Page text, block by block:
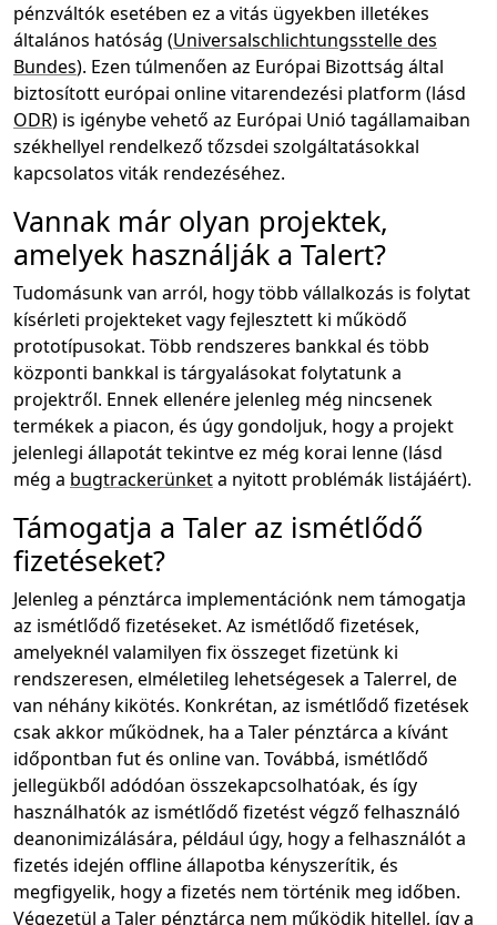
pénzváltók esetében ez a vitás ügyekben illetékes
általános hatóság (Universalschlichtungsstelle des
Bundes). Ezen túlmenően az Európai Bizottság által
biztosított európai online vitarendezési platform (lásd
ODR) is igénybe vehető az Európai Unió tagállamaiban
székhellyel rendelkező tőzsdei szolgáltatásokkal
kapcsolatos viták rendezéséhez.
Vannak már olyan projektek,
amelyek használják a Talert?
Tudomásunk van arról, hogy több vállalkozás is folytat
kísérleti projekteket vagy fejlesztett ki működő
prototípusokat. Több rendszeres bankkal és több
központi bankkal is tárgyalásokat folytatunk a
projektről. Ennek ellenére jelenleg még nincsenek
termékek a piacon, és úgy gondoljuk, hogy a projekt
jelenlegi állapotát tekintve ez még korai lenne (lásd
még a bugtrackerünketa nyitott problémák listájáért).
Támogatja a Taler az ismétlődő
fizetéseket?
Jelenleg a pénztárca implementációnk nem támogatja
az ismétlődő fizetéseket. Az ismétlődő fizetések,
amelyeknél valamilyen fix összeget fizetünk ki
rendszeresen, elméletileg lehetségesek a Talerrel, de
van néhány kikötés. Konkrétan, az ismétlődő fizetések
csak akkor működnek, ha a Taler pénztárca a kívánt
időpontban fut és online van. Továbbá, ismétlődő
jellegükből adódóan összekapcsolhatóak, és így
használhatók az ismétlődő fizetést végző felhasználó
deanonimizálására, például úgy, hogy a felhasználót a
fizetés idején offline állapotba kényszerítik, és
megfigyelik, hogy a fizetés nem történik meg időben.
Végezetül a Taler pénztárca nem működik hitellel, így a